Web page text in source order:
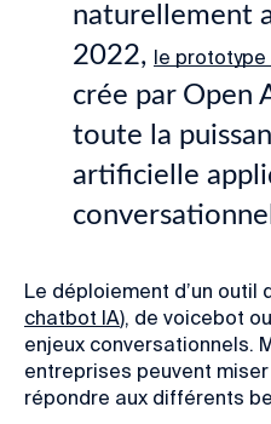
naturellement
2022, le prototype
crée par Open
toute la
artificielle
Le déploiement d’un outil
chatbot IA), de voicebot
enjeux conversationnels.
entreprises peuvent
répondre aux différents